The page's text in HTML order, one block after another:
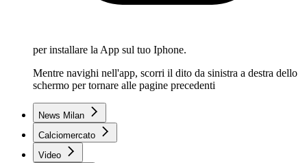
per installare la App sul tuo Iphone.
Mentre navighi nell'app, scorri il dito da sinistra a destra dello
schermo per tornare alle pagine precedenti
News Milan
Calciomercato
Video